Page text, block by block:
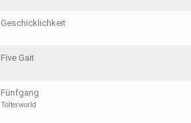
Geschicklichkeit
Five Gait
Fünfgang
Tölterworld